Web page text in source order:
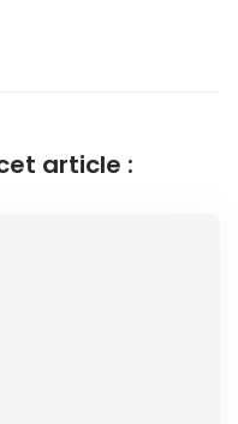
article :